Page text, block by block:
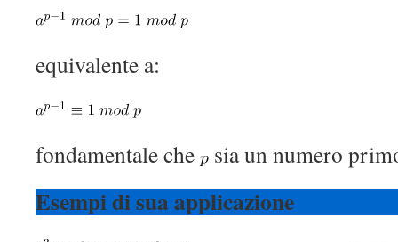
equivalente a:
fondamentale che sia un numero
Esempi di sua applicazione